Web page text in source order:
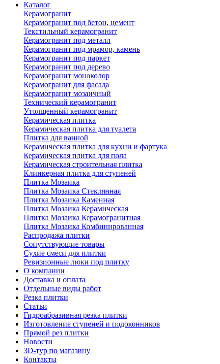
Каталог
Керамогранит
Керамогранит под бетон, цемент
Текстильный керамогранит
Керамогранит под металл
Керамогранит под мрамор, камень
Керамогранит под паркет
Керамогранит под дерево
Керамогранит моноколор
Керамогранит для фасада
Керамогранит мозаичный
Технический керамогранит
Утолщенный керамогранит
Керамическая плитка
Керамическая плитка для туалета
Плитка для ванной
Керамическая плитка для кухни и фартука
Керамическая плитка для пола
Керамическая строительная плитка
Клинкерная плитка для ступеней
Плитка Мозаика
Плитка Мозаика Стеклянная
Плитка Мозаика Каменная
Плитка Мозаика Керамическая
Плитка Мозаика Керамогранитная
Плитка Мозаика Комбинированная
Распродажа плитки
Сопутствующие товары
Сухие смеси для плитки
Ревизионные люки под плитку
О компании
Доставка и оплата
Отдельные виды работ
Резка плитки
Статьи
Гидроабразивная резка плитки
Изготовление ступеней и подоконников
Прямой рез плитки
Новости
3D-тур по магазину
Контакты